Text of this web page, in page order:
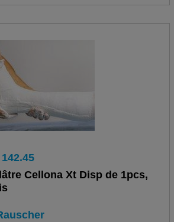
142.45
Cellona Xt Disp de 1pcs,